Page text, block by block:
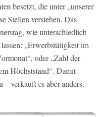
besetzt, die unter „unserer
Stellen verstehen. Das
wie unterschiedlich
„Erwerbstätigkeit im
oder „Zahl der
Höchststand“. Damit
– verkauft es aber anders.